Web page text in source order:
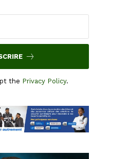
the Privacy Policy.